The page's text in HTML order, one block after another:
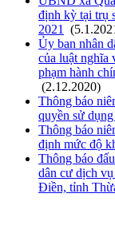
định kỳ tại trụ
2021
Ủy ban nhân
của luật nghĩa
phạm hành
(2.12.2020)
Thông báo
quyền sử
Thông báo
định mức độ
Thông báo
dân cư dịch
Điền, tỉnh